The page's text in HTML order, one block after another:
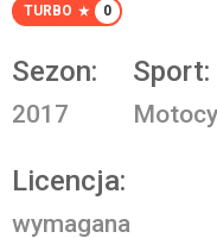
Wydarzenia
Giełda
Zaloguj się
TURBO 0
Sezon:
2017
Sport:
Licencja:
wymagana